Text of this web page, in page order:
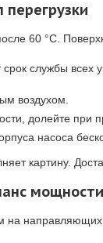
перегрузки
60 °C.
срок службы всех
воздухом.
долейте при
насоса
картину.
на